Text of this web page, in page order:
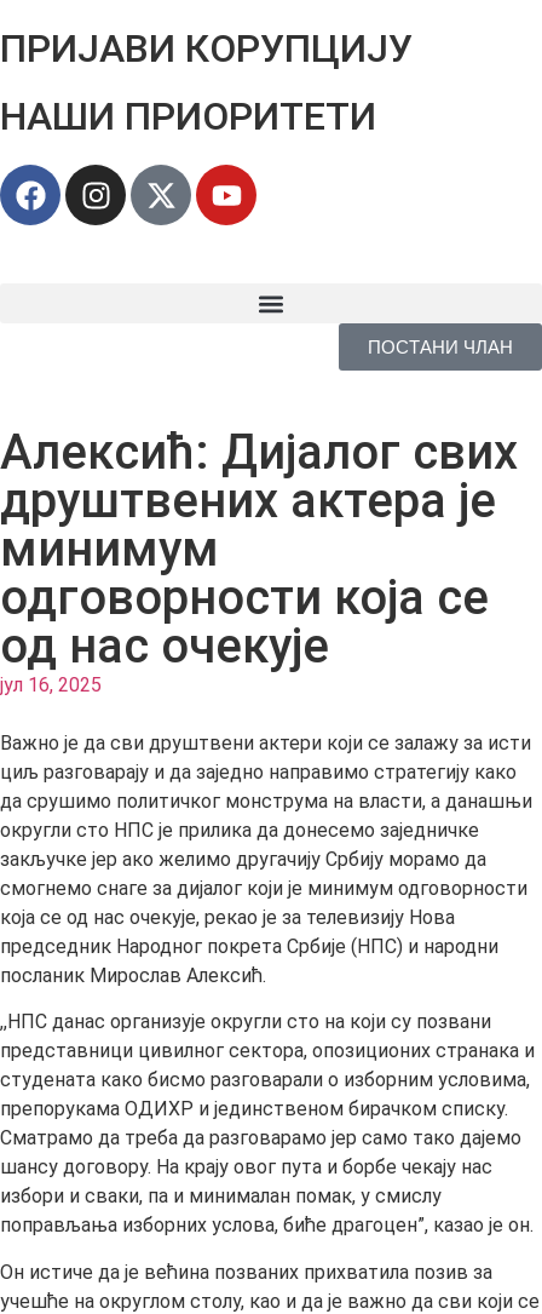
ПРИЈАВИ КОРУПЦИЈУ
НАШИ ПРИОРИТЕТИ
ПОСТАНИ ЧЛАН
Алексић: Дијалог свих
друштвених актера је
минимум
одговорности која се
од нас очекује
јул 16, 2025
Важно је да сви друштвени актери који се залажу за исти
циљ разговарају и да заједно направимо стратегију како
да срушимо политичког монструма на власти, а данашњи
округли сто НПС је прилика да донесемо заједничке
закључке јер ако желимо другачију Србију морамо да
смогнемо снаге за дијалог који је минимум одговорности
која се од нас очекује, рекао је за телевизију Нова
председник Народног покрета Србије (НПС) и народни
посланик Мирослав Алексић.
,,НПС данас организује округли сто на који су позвани
представници цивилног сектора, опозиционих странака и
студената како бисмо разговарали о изборним условима,
препорукама ОДИХР и јединственом бирачком списку.
Сматрамо да треба да разговарамо јер само тако дајемо
шансу договору. На крају овог пута и борбе чекају нас
избори и сваки, па и минималан помак, у смислу
поправљања изборних услова, биће драгоцен”, казао је он.
Он истиче да је већина позваних прихватила позив за
учешће на округлом столу, као и да је важно да сви који се